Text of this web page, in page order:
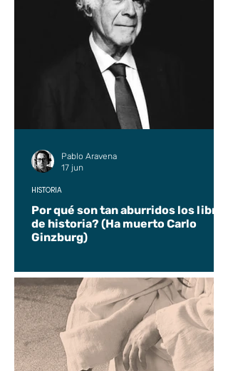
Por qué son tan aburridos los libros
de historia? (Ha muerto Carlo
Ginzburg)
HISTORIA
Pablo Aravena
17 jun